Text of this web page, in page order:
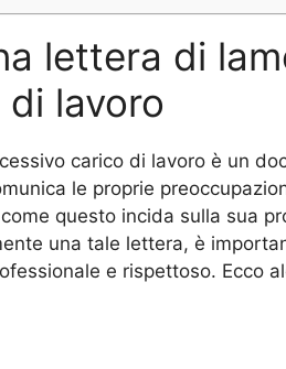
lettera di
lavoro
carico di lavoro è un
le proprie
questo incida sulla sua
una tale lettera, è
e rispettoso. Ecco